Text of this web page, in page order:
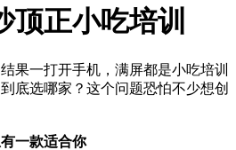
顶正小吃培训
果一打开手机，满屏都是小吃培训
底选哪家？这个问题恐怕不少想创
一款适合你